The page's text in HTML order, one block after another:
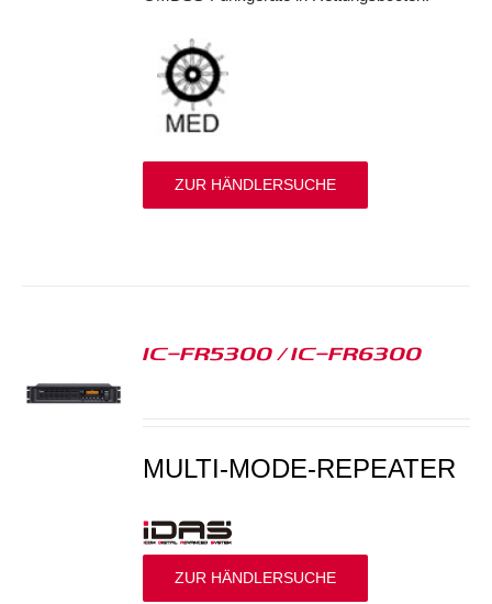
ZUR HÄNDLERSUCHE
IC-FR5300 / IC-FR6300
MULTI-MODE-REPEATER
ZUR HÄNDLERSUCHE